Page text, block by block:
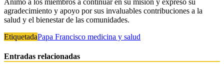
Animó a los miembros a continuar en su misión y expresó su
agradecimiento y apoyo por sus invaluables contribuciones a la
salud y el bienestar de las comunidades.
EtiquetadaPapa Francisco medicina y salud
Entradas relacionadas